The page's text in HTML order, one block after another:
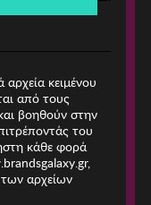
κειμένου
από τους
βοηθούν στην
του
κάθε φορά
αρχείων